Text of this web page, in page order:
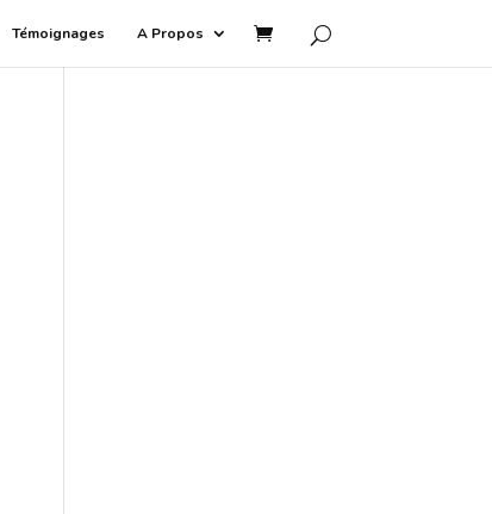
Témoignages A Propos